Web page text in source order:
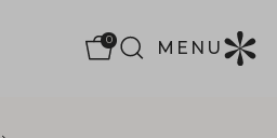
0 MENU